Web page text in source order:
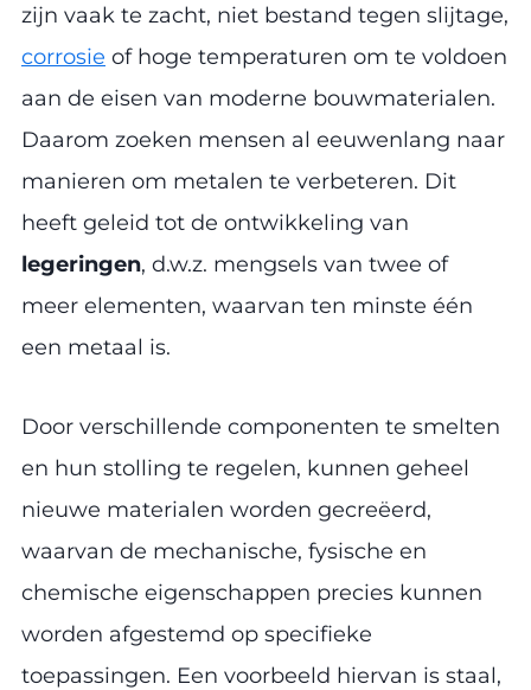
zijn vaak te zacht, niet bestand tegen slijtage,
corrosie of hoge temperaturen om te voldoen
aan de eisen van moderne bouwmaterialen.
Daarom zoeken mensen al eeuwenlang naar
manieren om metalen te verbeteren. Dit
heeft geleid tot de ontwikkeling van
legeringen, d.w.z. mengsels van twee of
meer elementen, waarvan ten minste één
een metaal is.
Door verschillende componenten te smelten
en hun stolling te regelen, kunnen geheel
nieuwe materialen worden gecreëerd,
waarvan de mechanische, fysische en
chemische eigenschappen precies kunnen
worden afgestemd op specifieke
toepassingen. Een voorbeeld hiervan is staal,